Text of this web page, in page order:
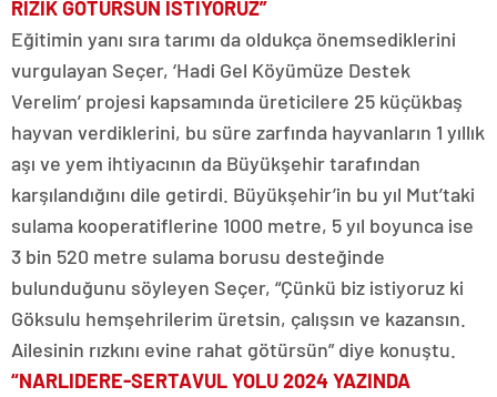
RIZIK GÖTÜRSÜN İSTİYORUZ”
Eğitimin yanı sıra tarımı da oldukça önemsediklerini
vurgulayan Seçer, ‘Hadi Gel Köyümüze Destek
Verelim’ projesi kapsamında üreticilere 25 küçükbaş
hayvan verdiklerini, bu süre zarfında hayvanların 1 yıllık
aşı ve yem ihtiyacının da Büyükşehir tarafından
karşılandığını dile getirdi. Büyükşehir’in bu yıl Mut’taki
sulama kooperatiflerine 1000 metre, 5 yıl boyunca ise
3 bin 520 metre sulama borusu desteğinde
bulunduğunu söyleyen Seçer, “Çünkü biz istiyoruz ki
Göksulu hemşehrilerim üretsin, çalışsın ve kazansın.
Ailesinin rızkını evine rahat götürsün” diye konuştu.
“NARLIDERE-SERTAVUL YOLU 2024 YAZINDA